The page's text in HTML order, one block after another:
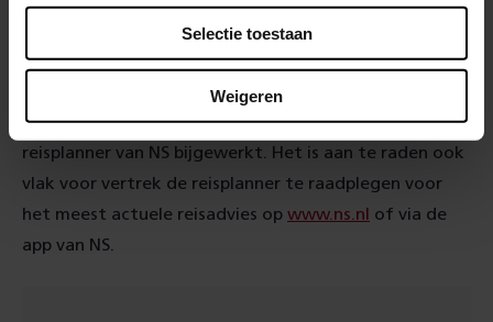
Selectie toestaan
Weigeren
Afhankelijk van de dag en het traject wordt reizigers
geadviseerd óm te reizen of gebruik te maken van
vervangend busvervoer én rekening te houden met
extra reistijd. Vanaf 10 dagen van tevoren is de
reisplanner van NS bijgewerkt. Het is aan te raden ook
vlak voor vertrek de reisplanner te raadplegen voor
het meest actuele reisadvies op www.ns.nl
of via de
app van NS.